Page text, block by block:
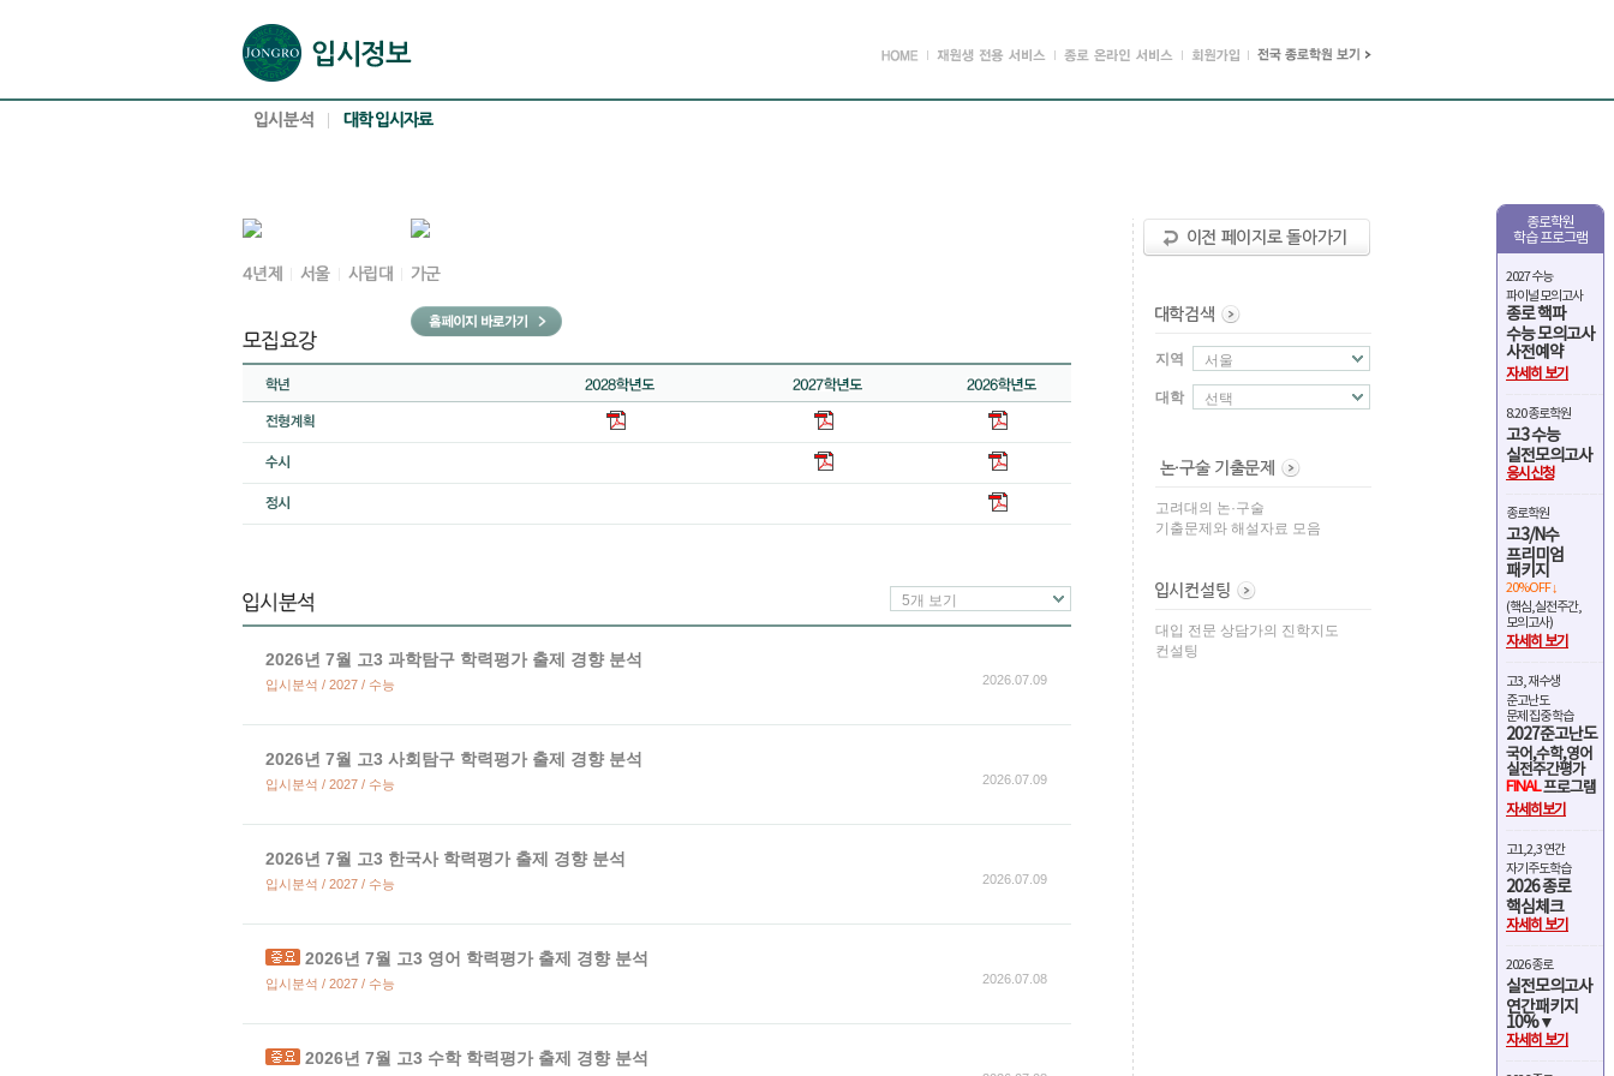
종로학원
학습 프로그램
2027 수능
파이널 모의고사
종로 핵파
수능 모의고사
사전예약
자세히 보기
8.20 종로학원
고3 수능
실전모의고사
응시신청
종로학원
고3/N수
프리미엄
패키지
20%OFF ↓
(핵심,실전주간,
모의고사)
자세히 보기
고3, 재수생
준고난도
문제 집중 학습
2027준고난도
국어,수학,영어
실전주간평가
FINAL프로그램
자세히보기
고1,2,3 연간
자기주도학습
2026 종로
핵심체크
자세히 보기
2026 종로
실전모의고사
연간패키지
10%▼
자세히 보기
5개 보기
2026년 7월 고3 과학탐구 학력평가 출제 경향 분석
입시분석 / 2027 / 수능 2026.07.09
2026년 7월 고3 사회탐구 학력평가 출제 경향 분석
입시분석 / 2027 / 수능 2026.07.09
2026년 7월 고3 한국사 학력평가 출제 경향 분석
입시분석 / 2027 / 수능 2026.07.09
2026년 7월 고3 영어 학력평가 출제 경향 분석
입시분석 / 2027 / 수능 2026.07.08
2026년 7월 고3 수학 학력평가 출제 경향 분석
지역 서울
대학 선택
고려대의 논·구술
기출문제와 해설자료 모음
대입 전문 상담가의 진학지도
컨설팅